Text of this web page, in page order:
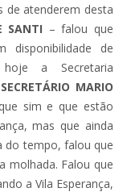
de atenderem desta
SANTI – falou que
disponibilidade de
a Secretaria
SECRETÁRIO MARIO
sim e que estão
mas que ainda
do tempo, falou que
molhada. Falou que
a Vila Esperança,